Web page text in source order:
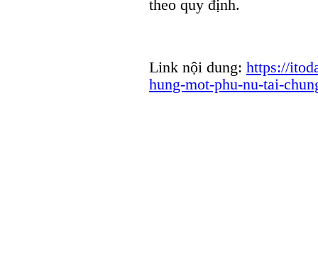
theo quy định.
Link nội dung: https://
hung-mot-phu-nu-tai-